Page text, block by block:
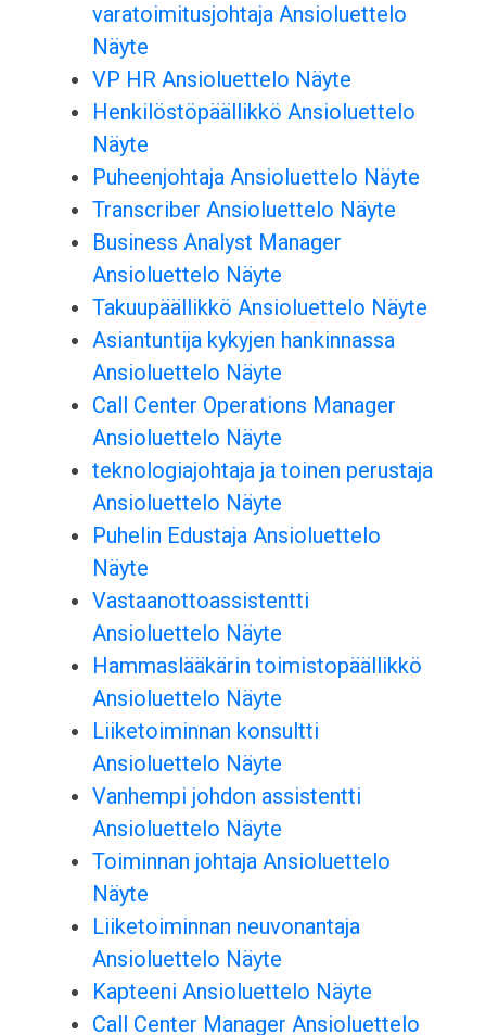
varatoimitusjohtaja Ansioluettelo
Näyte
VP HR Ansioluettelo Näyte
Henkilöstöpäällikkö Ansioluettelo
Näyte
Puheenjohtaja Ansioluettelo Näyte
Transcriber Ansioluettelo Näyte
Business Analyst Manager
Ansioluettelo Näyte
Takuupäällikkö Ansioluettelo Näyte
Asiantuntija kykyjen hankinnassa
Ansioluettelo Näyte
Call Center Operations Manager
Ansioluettelo Näyte
teknologiajohtaja ja toinen perustaja
Ansioluettelo Näyte
Puhelin Edustaja Ansioluettelo
Näyte
Vastaanottoassistentti
Ansioluettelo Näyte
Hammaslääkärin toimistopäällikkö
Ansioluettelo Näyte
Liiketoiminnan konsultti
Ansioluettelo Näyte
Vanhempi johdon assistentti
Ansioluettelo Näyte
Toiminnan johtaja Ansioluettelo
Näyte
Liiketoiminnan neuvonantaja
Ansioluettelo Näyte
Kapteeni Ansioluettelo Näyte
Call Center Manager Ansioluettelo